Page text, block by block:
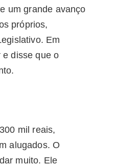
um grande avanço
próprios,
Em
e disse que o
mil reais,
alugados. O
muito. Ele